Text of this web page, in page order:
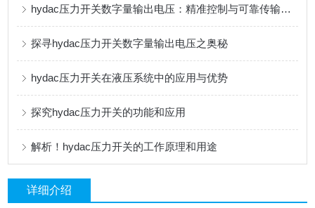
hydac压力开关数字量输出电压：精准控制与可靠传输的核心优势
探寻hydac压力开关数字量输出电压之奥秘
hydac压力开关在液压系统中的应用与优势
探究hydac压力开关的功能和应用
解析！hydac压力开关的工作原理和用途
详细介绍